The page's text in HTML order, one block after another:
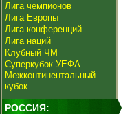
Лига чемпионов
Лига Европы
Лига конференций
Лига наций
Клубный ЧМ
Суперкубок УЕФА
Межконтинентальный
кубок
РОССИЯ: